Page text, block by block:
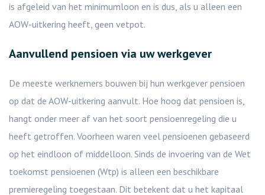
is afgeleid van het minimumloon en is dus, als u alleen een
AOW-uitkering heeft, geen vetpot.
Aanvullend pensioen via uw werkgever
De meeste werknemers bouwen bij hun werkgever pensioen
op dat de AOW-uitkering aanvult. Hoe hoog dat pensioen is,
hangt onder meer af van het soort pensioenregeling die u
heeft getroffen. Voorheen waren veel pensioenen gebaseerd
op het eindloon of middelloon. Sinds de invoering van de Wet
toekomst pensioenen (Wtp) is alleen een beschikbare
premieregeling toegestaan. Dit betekent dat u het kapitaal